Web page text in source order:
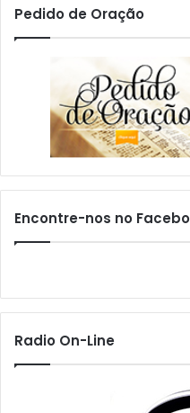
Pedido de Oração
Encontre-nos no
Radio On-Line